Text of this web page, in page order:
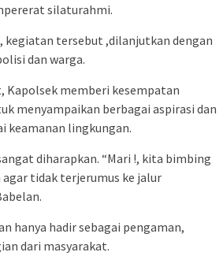
silaturahmi.
kegiatan tersebut ,dilanjutkan dengan
dan warga.
Kapolsek memberi kesempatan
menyampaikan berbagai aspirasi dan
keamanan lingkungan.
diharapkan. “Mari !, kita bimbing
agar tidak terjerumus ke jalur
hanya hadir sebagai pengaman,
dari masyarakat.